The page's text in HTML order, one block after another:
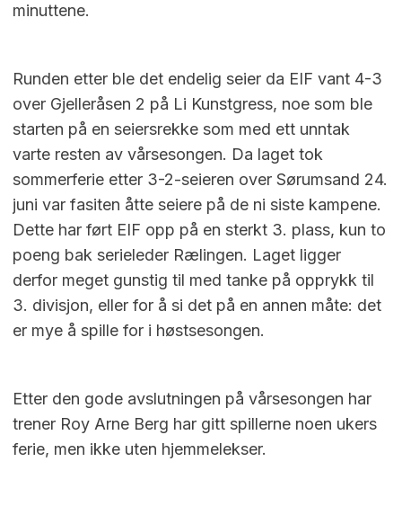
minuttene.
Runden etter ble det endelig seier da EIF vant 4-3
over Gjelleråsen 2 på Li Kunstgress, noe som ble
starten på en seiersrekke som med ett unntak
varte resten av vårsesongen. Da laget tok
sommerferie etter 3-2-seieren over Sørumsand 24.
juni var fasiten åtte seiere på de ni siste kampene.
Dette har ført EIF opp på en sterkt 3. plass, kun to
poeng bak serieleder Rælingen. Laget ligger
derfor meget gunstig til med tanke på opprykk til
3. divisjon, eller for å si det på en annen måte: det
er mye å spille for i høstsesongen.
Etter den gode avslutningen på vårsesongen har
trener Roy Arne Berg har gitt spillerne noen ukers
ferie, men ikke uten hjemmelekser.